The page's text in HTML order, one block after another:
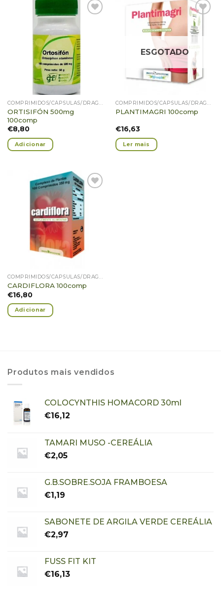
Favoritos
COMPRIMIDOS/CÁPSULAS/DRAGEIAS/PASTILHAS/GOMAS
ORTISIFÓN 500mg
100comp
€8,80
Adicionar
Adicionar
Favoritos
ESGOTADO
COMPRIMIDOS/CÁPSULAS/DRAGEIAS/PASTILHAS/GOMAS
PLANTIMAGRI 100comp
€16,63
Ler mais
Adicionar
Favoritos
COMPRIMIDOS/CÁPSULAS/DRAGEIAS/PASTILHAS/GOMAS
CARDIFLORA 100comp
€16,80
Adicionar
Produtos mais vendidos
COLOCYNTHIS HOMACORD 30ml
€16,12
TAMARI MUSO -CEREÁLIA
€2,05
G.B.SOBRE.SOJA FRAMBOESA
€1,19
SABONETE DE ARGILA VERDE CEREÁLIA
€2,97
FUSS FIT KIT
€16,13